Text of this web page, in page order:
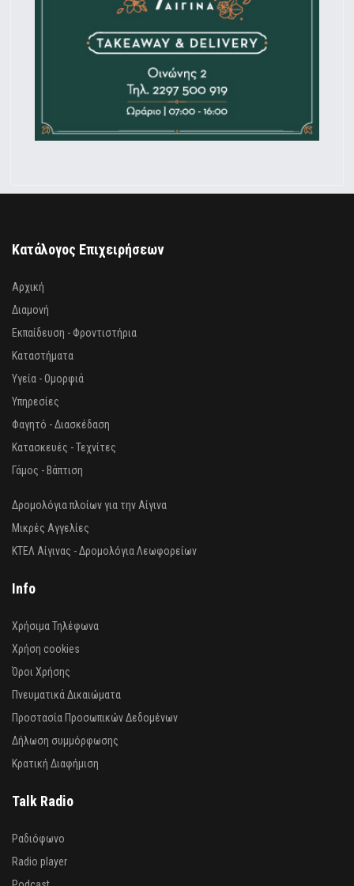
Κατάλογος Επιχειρήσεων
Αρχική
Διαμονή
Εκπαίδευση - Φροντιστήρια
Καταστήματα
Υγεία - Ομορφιά
Υπηρεσίες
Φαγητό - Διασκέδαση
Κατασκευές - Τεχνίτες
Γάμος - Βάπτιση
Δρομολόγια πλοίων για την Αίγινα
Μικρές Αγγελίες
ΚΤΕΛ Αίγινας - Δρομολόγια Λεωφορείων
Info
Χρήσιμα Τηλέφωνα
Χρήση cookies
Όροι Χρήσης
Πνευματικά Δικαιώματα
Προστασία Προσωπικών Δεδομένων
Δήλωση συμμόρφωσης
Κρατική Διαφήμιση
Talk Radio
Ραδιόφωνο
Radio player